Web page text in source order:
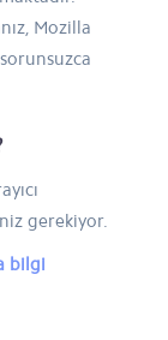
Mozilla
gerekiyor.
bilgi